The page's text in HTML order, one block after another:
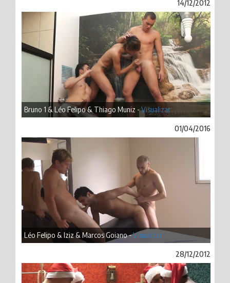
14/12/2012
Bruno 1 & Léo Felipo & Thiago Muniz -Visualizar
01/04/2016
Léo Felipo & Iziz & Marcos Goiano -Visualizar
28/12/2012